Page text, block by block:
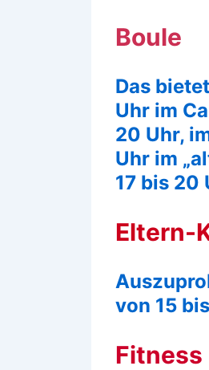
Boule
Das
Uhr im
20 Uhr,
Uhr im
17 bis 20
Eltern-
von 15
Fitness